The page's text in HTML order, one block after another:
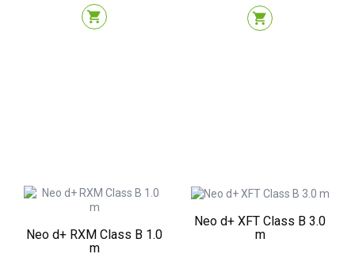
shopping_cart shopping_cart
Neo d+ RXM Class B 1.0
m
Neo d+ XFT Class B 3.0
m